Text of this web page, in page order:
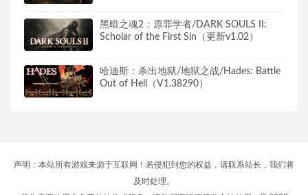
黑暗之魂2：原罪学者/DARK SOULS II:
Scholar of the First Sin（更新v1.02）
哈迪斯：杀出地狱/地狱之战/Hades: Battle
Out of Hell（V1.38290）
声明：本站所有游戏来源于互联网！若侵犯到您的权益，请联系站长，我们将
及时处理。